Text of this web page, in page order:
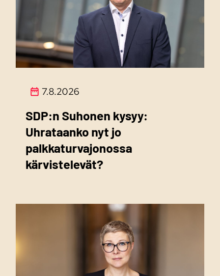
7.8.2026
SDP:n Suhonen kysyy:
Uhrataanko nyt jo
palkkaturvajonossa
kärvistelevät?